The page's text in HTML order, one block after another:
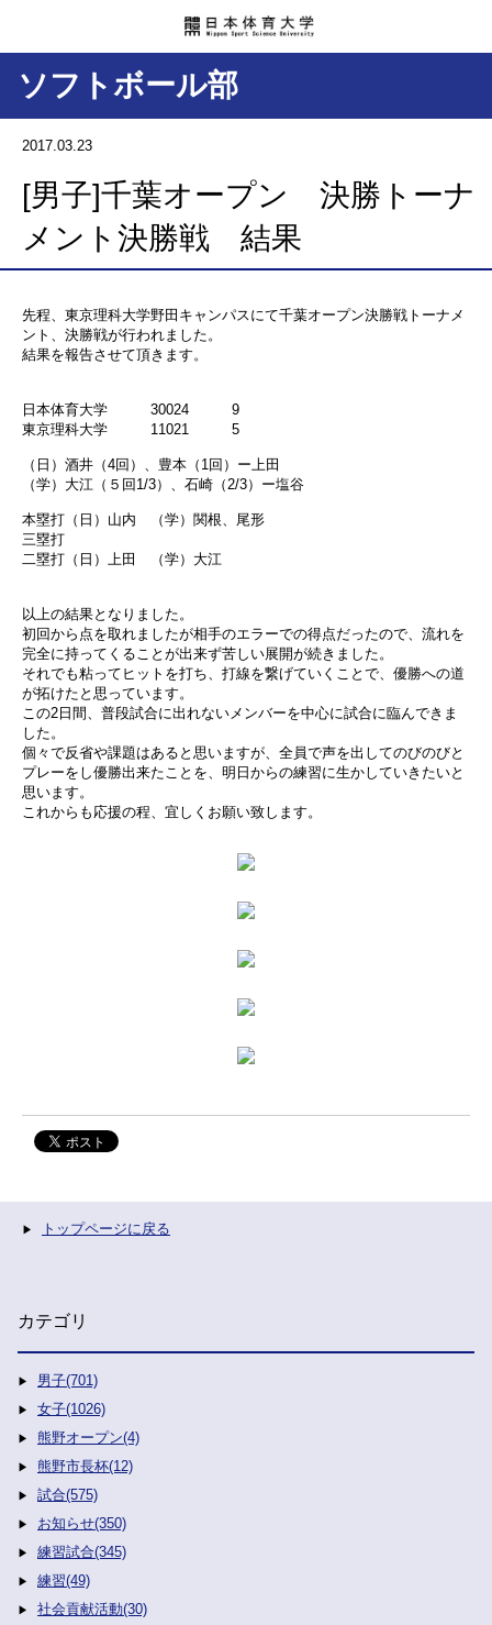
ソフトボール部
2017.03.23
[男子]千葉オープン 決勝トーナ
メント決勝戦 結果
先程、東京理科大学野田キャンパスにて千葉オープン決勝戦トーナメ
ント、決勝戦が行われました。
結果を報告させて頂きます。
日本体育大学 30024 9
東京理科大学 11021 5
（日）酒井（4回）、豊本（1回）ー上田
（学）大江（５回1/3）、石崎（2/3）ー塩谷
本塁打（日）山内 （学）関根、尾形
三塁打
二塁打（日）上田 （学）大江
以上の結果となりました。
初回から点を取れましたが相手のエラーでの得点だったので、流れを
完全に持ってくることが出来ず苦しい展開が続きました。
それでも粘ってヒットを打ち、打線を繋げていくことで、優勝への道
が拓けたと思っています。
この2日間、普段試合に出れないメンバーを中心に試合に臨んできま
した。
個々で反省や課題はあると思いますが、全員で声を出してのびのびと
プレーをし優勝出来たことを、明日からの練習に生かしていきたいと
思います。
これからも応援の程、宜しくお願い致します。
トップページに戻る
カテゴリ
男子(701)
女子(1026)
熊野オープン(4)
熊野市長杯(12)
試合(575)
お知らせ(350)
練習試合(345)
練習(49)
社会貢献活動(30)